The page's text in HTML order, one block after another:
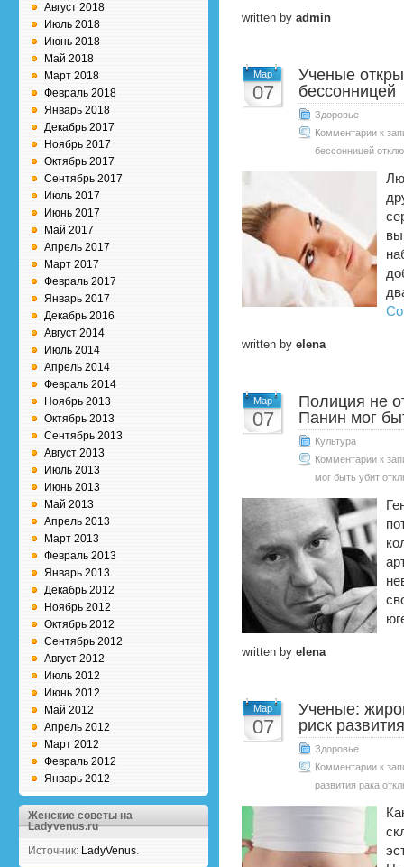
Август 2018
Июль 2018
Июнь 2018
Май 2018
Март 2018
Февраль 2018
Январь 2018
Декабрь 2017
Ноябрь 2017
Октябрь 2017
Сентябрь 2017
Июль 2017
Июнь 2017
Май 2017
Апрель 2017
Март 2017
Февраль 2017
Январь 2017
Декабрь 2016
Август 2014
Июль 2014
Апрель 2014
Февраль 2014
Ноябрь 2013
Октябрь 2013
Сентябрь 2013
Август 2013
Июль 2013
Июнь 2013
Май 2013
Апрель 2013
Март 2013
Февраль 2013
Январь 2013
Декабрь 2012
Ноябрь 2012
Октябрь 2012
Сентябрь 2012
Август 2012
Июль 2012
Июнь 2012
Май 2012
Апрель 2012
Март 2012
Февраль 2012
Январь 2012
Женские советы на
Ladyvenus.ru
Источник: LadyVenus.
written by admin
Мар
07
Ученые
бессонницей
Здоровье
Комментарии к
бессонницей
written by elena
Мар
07
Полиция не
Панин мог
Культура
Комментарии к
мог быть убит
written by elena
Мар
07
Ученые:
риск
Здоровье
Комментарии к
развития рака